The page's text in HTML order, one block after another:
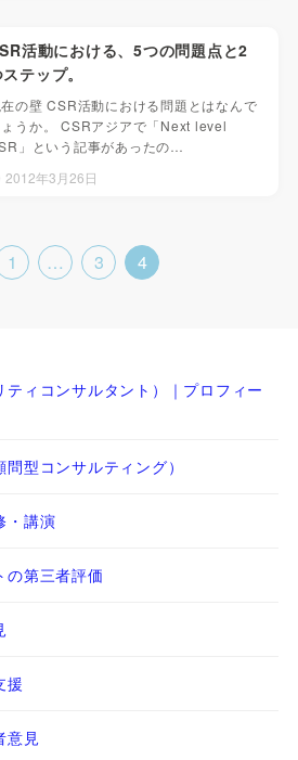
活動における、5つの問題点と2
テップ。
の壁 CSR活動における問題とはなんで
ょうか。 CSRアジアで「Next level
」という記事があったの…
2012年3月26日
1 … 3 4
ィコンサルタント）｜プロフィー
型コンサルティング）
・講演
の第三者評価
援
意見